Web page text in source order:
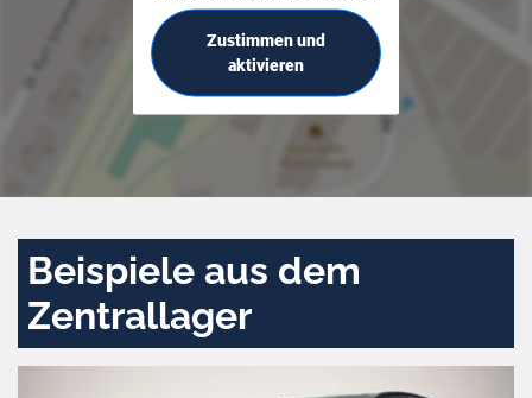
Zustimmen und
aktivieren
Beispiele aus dem
Zentrallager